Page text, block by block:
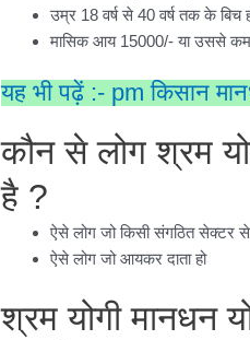
उम्र 18 वर्ष से 40 वर्ष तक के बिच
मासिक आय 15000/- या उससे कम
यह भी पढ़ें :- pm किसान
कौन से लोग श्रम
है ?
ऐसे लोग जो किसी संगठित
ऐसे लोग जो आयकर दाता हो
श्रम योगी मानधन